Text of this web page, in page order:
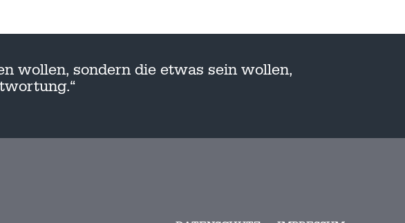
wollen, sondern die etwas sein wollen,